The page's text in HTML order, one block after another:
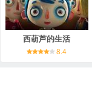
西葫芦的生活
8.4